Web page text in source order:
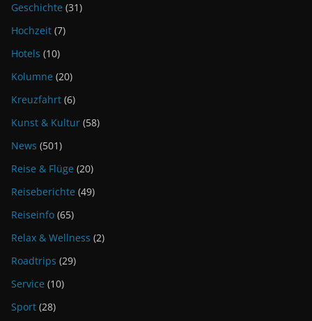
Geschichte (31)
Hochzeit (7)
Hotels (10)
Kolumne (20)
Kreuzfahrt (6)
Kunst & Kultur (58)
News (501)
Reise & Flüge (20)
Reiseberichte (49)
Reiseinfo (65)
Relax & Wellness (2)
Roadtrips (29)
Service (10)
Sport (28)